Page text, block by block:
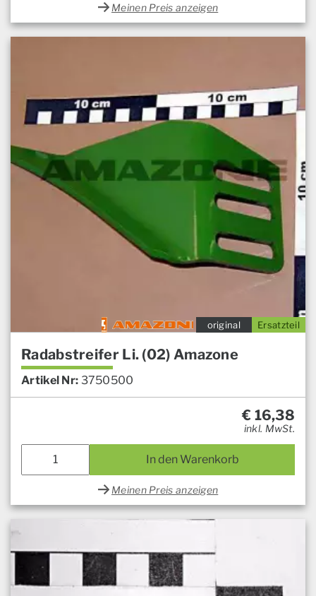
Meinen Preis anzeigen
Ersatzteil
original
Radabstreifer Li. (02) Amazone
Artikel Nr: 3750500
€ 16,38
inkl. MwSt.
In den Warenkorb
Meinen Preis anzeigen